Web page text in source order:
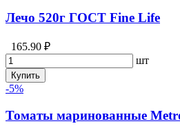
Лечо 520г ГОСТ Fine Life
165.90 ₽
шт
Купить
-5%
Томаты маринованные